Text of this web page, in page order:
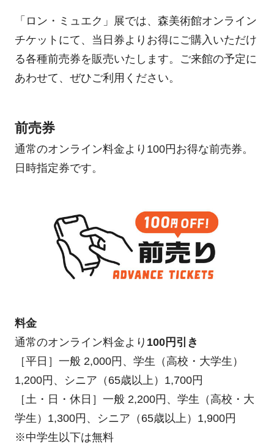
「ロン・ミュエク」展では、森美術館オンライン
チケットにて、当日券よりお得にご購入いただけ
る各種前売券を販売いたします。ご来館の予定に
あわせて、ぜひご利用ください。
前売券
通常のオンライン料金より100円お得な前売券。
日時指定券です。
料金
通常のオンライン料金より 100円引き
［平日］一般 2,000円、学生（高校・大学生）
1,200円、シニア（65歳以上）1,700円
［土・日・休日］一般 2,200円、学生（高校・大
学生）1,300円、シニア（65歳以上）1,900円
※中学生以下は無料